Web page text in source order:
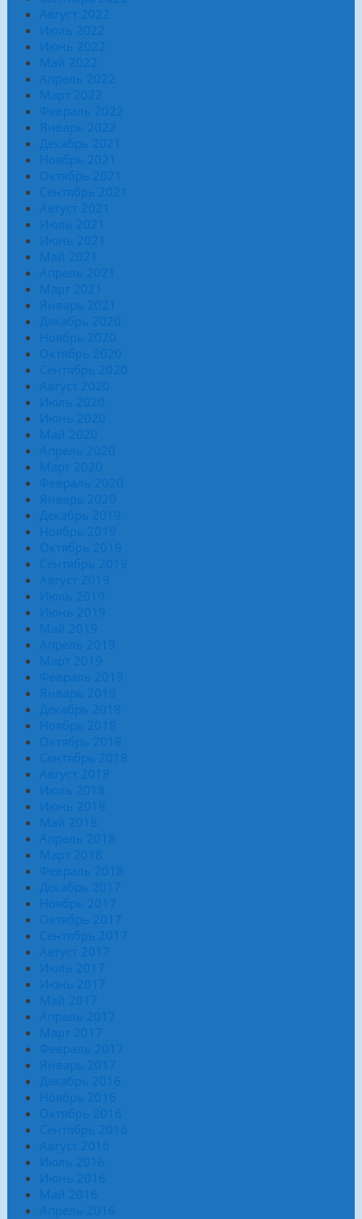
Август 2022
Июль 2022
Июнь 2022
Май 2022
Апрель 2022
Март 2022
Февраль 2022
Январь 2022
Декабрь 2021
Ноябрь 2021
Октябрь 2021
Сентябрь 2021
Август 2021
Июль 2021
Июнь 2021
Май 2021
Апрель 2021
Март 2021
Январь 2021
Декабрь 2020
Ноябрь 2020
Октябрь 2020
Сентябрь 2020
Август 2020
Июль 2020
Июнь 2020
Май 2020
Апрель 2020
Март 2020
Февраль 2020
Январь 2020
Декабрь 2019
Ноябрь 2019
Октябрь 2019
Сентябрь 2019
Август 2019
Июль 2019
Июнь 2019
Май 2019
Апрель 2019
Март 2019
Февраль 2019
Январь 2019
Декабрь 2018
Ноябрь 2018
Октябрь 2018
Сентябрь 2018
Август 2018
Июль 2018
Июнь 2018
Май 2018
Апрель 2018
Март 2018
Февраль 2018
Декабрь 2017
Ноябрь 2017
Октябрь 2017
Сентябрь 2017
Август 2017
Июль 2017
Июнь 2017
Май 2017
Апрель 2017
Март 2017
Февраль 2017
Январь 2017
Декабрь 2016
Ноябрь 2016
Октябрь 2016
Сентябрь 2016
Август 2016
Июль 2016
Июнь 2016
Май 2016
Апрель 2016